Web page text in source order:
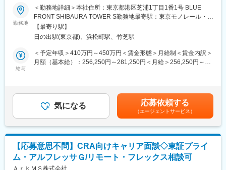
す。
・研究の最終段階である論文化を担当するMedical Writingチーム
を有しているのが強みです。これまで200報以上の論文に携わっ
ています。当社が研究全体を通して支援することにより、研究の
する体制を有しています。
・Evidera, Inc（グローバルにおけるRWRのリーディングカンパ
■組織について：
・入社時は本社にて1週間程度の研修を実施し、業務理解だけでな
く他部署との交流も図ります。
・クラウドサービス等を活用し、リモート勤務下でも問題なく意
思疎通できる環境です。
・年数回全社員研修や親睦会で部門間の相互理解を深め、日常業
務の円滑な連携に繋げています。
■業務内容：
海外クライアント・ベンダーとの英語でのコミュニケーション業
務をご担当いただきます。
・英文メール対応
・Web会議でのコミュニケーションサポート
・ドキュメント翻訳・内容確認等
上記に付随する事務サポート業務
の新薬開発を支えてきました。
近年、海外バイオベンチャーからの治験の引き合いが増加してい
ます。日本のドラッグラグ・ドラッグロス問題の解決に向けて、
■キャリアパス
まずはグローバルコミュニケーションスタッフとして社内の業務
に慣れていただきます。
勤務地
＜勤務地詳細＞本社住所：東京都港区芝浦1丁目1番1号 BLUE
FRONT SHIBAURA TOWER S勤務地最寄駅：東京モノレール・
JR山手線／浜松町駅受動喫煙対策：屋内全面禁煙変更の範囲：会
社の定める事業所
【最寄り駅】
日の出駅(東京都)、浜松町駅、竹芝駅
給与
＜予定年収＞410万円～450万円＜賃金形態＞月給制＜賃金内訳＞
月額（基本給）：256,250円～281,250円＜月給＞256,250円～
況により変動致します。賃金はあくまでも目安の金額であり、選
考を通じて上下する可能性があります。月給(月額)は固定手当を含
めた表記です。
気になる 応募依頼する
（エージェントサービス）
【応募意思不問】CRA向けキャリア面談◇東証プライ
ム・アルフレッサＧ/リモート・フレックス相談可
ＡｒｋＭＳ株式会社